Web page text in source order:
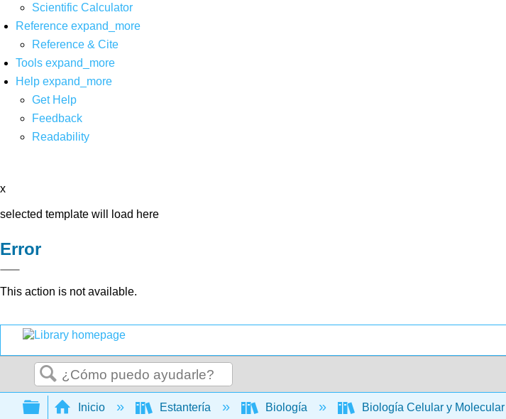
Scientific Calculator
Reference expand_more
Reference & Cite
Tools expand_more
Help expand_more
Get Help
Feedback
Readability
x
selected template will load here
Error
This action is not available.
Buscar
Expandir/contraer jerarquía global
Inicio Estantería Biología Biología Celular y Molecular